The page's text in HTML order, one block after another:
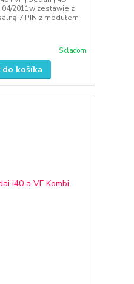
2011w zestawie z
7 PIN z modułem
Skladom
do košíka